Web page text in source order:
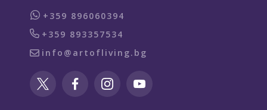
+359 896060394
+359 893357534
info@artofliving.bg